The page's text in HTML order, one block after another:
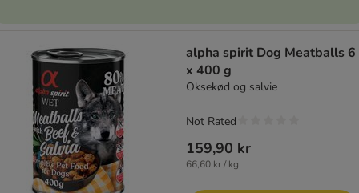
alpha spirit Dog Meatballs 6
x 400 g
Oksekød og salvie
159,90 kr
66,60 kr / kg
Not Rated